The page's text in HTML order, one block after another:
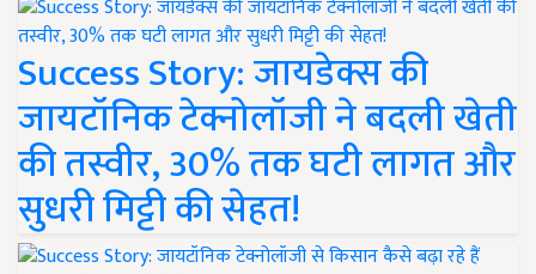
Success Story: जायडेक्स की
जायटॉनिक टेक्नोलॉजी ने बदली खेती
की तस्वीर, 30% तक घटी लागत और
सुधरी मिट्टी की सेहत!